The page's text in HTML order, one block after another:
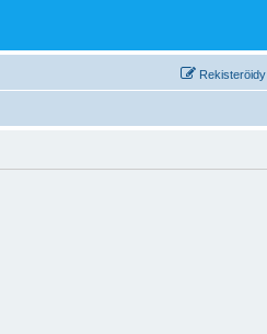
Rekisteröidy